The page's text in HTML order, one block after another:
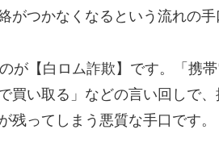
がつかなくなるという流れの手
が【白ロム詐欺】です。「携
買い取る」などの言い回しで
ってしまう悪質な手口です。